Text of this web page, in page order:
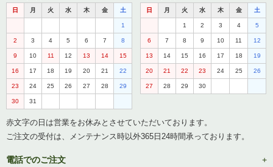
日 月 火 水 木 金 土
1
2 3 4 5 6 7 8
9 10 11 12 13 14 15
16 17 18 19 20 21 22
23 24 25 26 27 28 29
30 31
日 月 火 水 木 金 土
1 2 3 4 5
6 7 8 9 10 11 12
13 14 15 16 17 18 19
20 21 22 23 24 25 26
27 28 29 30
赤文字の日は営業をお休みとさせていただいております。
ご注文の受付は、メンテナンス時以外365日24時間承っております。
電話でのご注文